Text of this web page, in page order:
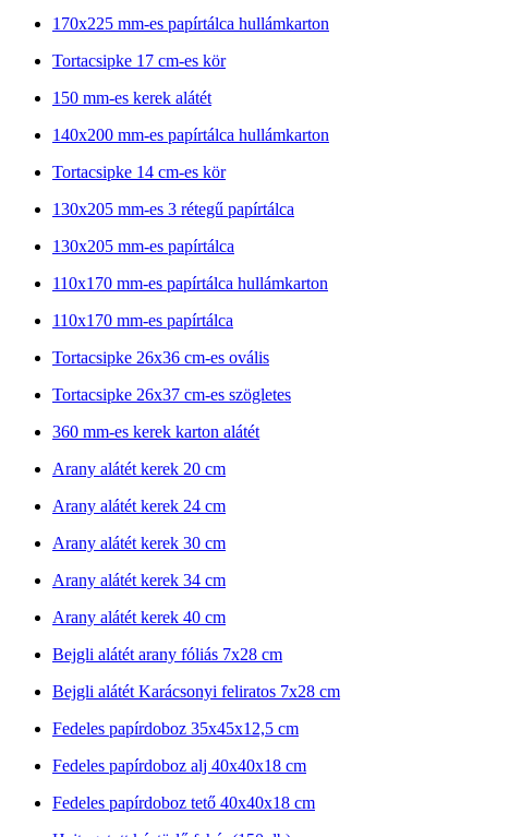
170x225 mm-es papírtálca hullámkarton
Tortacsipke 17 cm-es kör
150 mm-es kerek alátét
140x200 mm-es papírtálca hullámkarton
Tortacsipke 14 cm-es kör
130x205 mm-es 3 rétegű papírtálca
130x205 mm-es papírtálca
110x170 mm-es papírtálca hullámkarton
110x170 mm-es papírtálca
Tortacsipke 26x36 cm-es ovális
Tortacsipke 26x37 cm-es szögletes
360 mm-es kerek karton alátét
Arany alátét kerek 20 cm
Arany alátét kerek 24 cm
Arany alátét kerek 30 cm
Arany alátét kerek 34 cm
Arany alátét kerek 40 cm
Bejgli alátét arany fóliás 7x28 cm
Bejgli alátét Karácsonyi feliratos 7x28 cm
Fedeles papírdoboz 35x45x12,5 cm
Fedeles papírdoboz alj 40x40x18 cm
Fedeles papírdoboz tető 40x40x18 cm